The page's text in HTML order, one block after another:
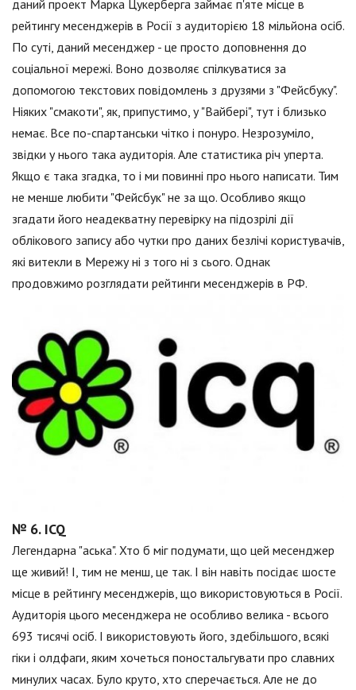
даний проект Марка Цукерберга займає п'яте місце в
рейтингу месенджерів в Росії з аудиторією 18 мільйона осіб.
По суті, даний месенджер - це просто доповнення до
соціальної мережі. Воно дозволяє спілкуватися за
допомогою текстових повідомлень з друзями з "Фейсбуку".
Ніяких "смакоти", як, припустимо, у "Вайбері", тут і близько
немає. Все по-спартанськи чітко і понуро. Незрозуміло,
звідки у нього така аудиторія. Але статистика річ уперта.
Якщо є така згадка, то і ми повинні про нього написати. Тим
не менше любити "Фейсбук" не за що. Особливо якщо
згадати його неадекватну перевірку на підозрілі дії
облікового запису або чутки про даних безлічі користувачів,
які витекли в Мережу ні з того ні з сього. Однак
продовжимо розглядати рейтинги месенджерів в РФ.
№ 6. ICQ
Легендарна "аська". Хто б міг подумати, що цей месенджер
ще живий! І, тим не менш, це так. І він навіть посідає шосте
місце в рейтингу месенджерів, що використовуються в Росії.
Аудиторія цього месенджера не особливо велика - всього
693 тисячі осіб. І використовують його, здебільшого, всякі
гіки і олдфаги, яким хочеться поностальгувати про славних
минулих часах. Було круто, хто сперечається. Але не до